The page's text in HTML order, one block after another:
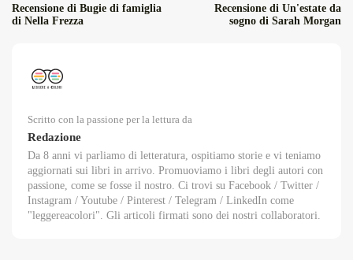
Recensione di Bugie di famiglia
di Nella Frezza
Recensione di Un'estate da
sogno di Sarah Morgan
Scritto con la passione per la lettura da
Redazione
Da 8 anni vi parliamo di letteratura, ospitiamo storie e vi teniamo
aggiornati sui libri in arrivo. Promuoviamo i libri degli autori con
passione, come se fosse il nostro. Ci trovi su Facebook / Twitter /
Instagram / Youtube / Pinterest / Telegram / LinkedIn come
"leggereacolori". Gli articoli firmati sono dei nostri collaboratori.